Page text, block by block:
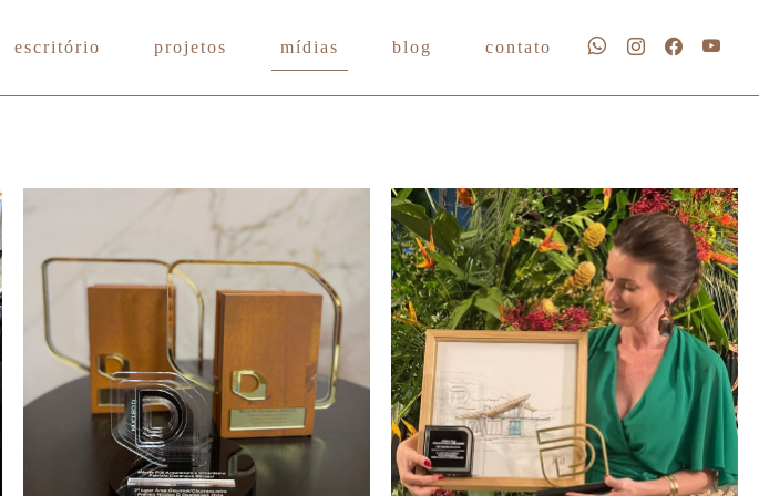
escritório projetos mídias blog contato